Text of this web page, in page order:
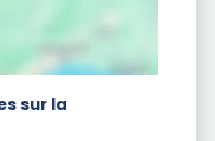
sur la